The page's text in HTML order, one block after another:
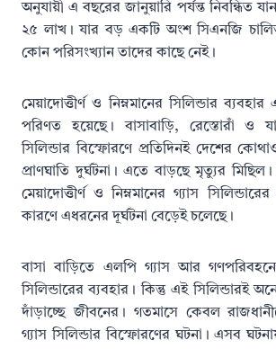
অনুযায়ী এ বছরের জানুয়ারি পর্যন্ত নিবন্ধিত
২৫ লাখ। যার বড় একটি অংশ সিএনজি
কোন পরিসংখ্যান তাদের কাছে নেই।
মেয়াদোত্তীর্ণ ও নিম্নমানের সিলিন্ডার
পরিণত হয়েছে। বাসাবাড়ি, রেস্তোরাঁ ও
সিলিন্ডার বিস্ফোরণে প্রতিদিনই দেশের
প্রাণঘাতি দুর্ঘটনা। এতে বাড়ছে মৃত্যুর মিছিল।
মেয়াদোত্তীর্ণ ও নিম্নমানের গ্যাস
কারণে এধরনের দূর্ঘটনা বেড়েই চলেছে।
বাসা বাড়িতে এলপি গ্যাস আর
সিলিন্ডারের ব্যবহার। কিন্তু এই সিলিন্ডারই
দাঁড়াচ্ছে জীবনের। গতমাসে কেবল
গ্যাস সিলিন্ডার বিস্ফোরণের ঘটনা। এসব